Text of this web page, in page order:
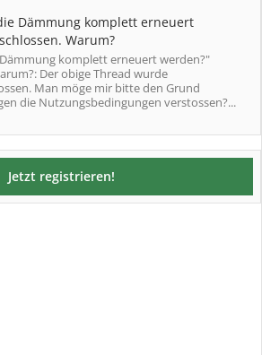
Dämmung komplett erneuert
Warum?
komplett erneuert werden?"
Der obige Thread wurde
Man möge mir bitte den Grund
die Nutzungsbedingungen verstossen?...
Jetzt registrieren!